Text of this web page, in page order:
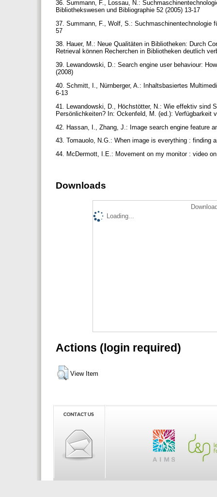
36. Summann, F., Lossau, N.:
Bibliothekswesen und Bibliographie 52 (2005) 13-17
37. Summann, F., Wolf, S.: Suchmaschinentechnologie
57
38. Hauer, M.: Neue Qualitäten in Bibliotheken: Durch
Retrieval können Recherchen in Bibliotheken deutlich
39. Lewandowski, D.: Search engine user behaviour:
(2008)
40. Schmitt, I., Nürnberger, A.: Inhaltsbasiertes
6-13
41. Lewandowski, D., Höchstötter, N.: Wie effektiv sind
Persönlichkeiten? In: Ockenfeld, M. (ed.): Verfügbarkeit
42. Hassan, I., Zhang, J.: Image search engine feature
43. Tomauolo, N.G.: When image is everything : finding
44. McDermott, I.E.: Movement on my monitor : video
Downloads
Loading...
Actions (login required)
View Item